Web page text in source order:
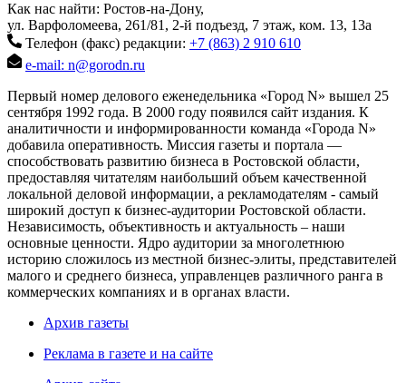
Как нас найти: Ростов-на-Дону,
ул. Варфоломеева, 261/81, 2-й подъезд, 7 этаж, ком. 13, 13а
Телефон (факс) редакции: +7 (863) 2 910 610
e-mail: n@gorodn.ru
Первый номер делового еженедельника «Город N» вышел 25
сентября 1992 года. В 2000 году появился сайт издания. К
аналитичности и информированности команда «Города N»
добавила оперативность. Миссия газеты и портала —
способствовать развитию бизнеса в Ростовской области,
предоставляя читателям наибольший объем качественной
локальной деловой информации, а рекламодателям - самый
широкий доступ к бизнес-аудитории Ростовской области.
Независимость, объективность и актуальность – наши
основные ценности. Ядро аудитории за многолетнюю
историю сложилось из местной бизнес-элиты, представителей
малого и среднего бизнеса, управленцев различного ранга в
коммерческих компаниях и в органах власти.
Архив газеты
Реклама в газете и на сайте